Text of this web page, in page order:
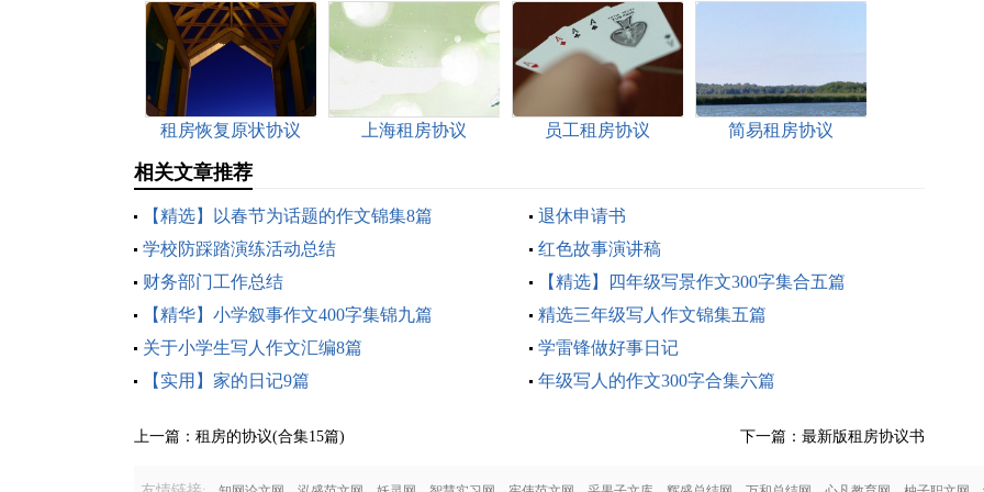
租房恢复原状协议 上海租房协议 员工租房协议 简易租房协议
相关文章推荐
【精选】以春节为话题的作文锦集8篇
退休申请书
学校防踩踏演练活动总结
红色故事演讲稿
财务部门工作总结
【精选】四年级写景作文300字集合五篇
【精华】小学叙事作文400字集锦九篇
精选三年级写人作文锦集五篇
关于小学生写人作文汇编8篇
学雷锋做好事日记
【实用】家的日记9篇
年级写人的作文300字合集六篇
上一篇： 租房的协议(合集15篇) 下一篇： 最新版租房协议书